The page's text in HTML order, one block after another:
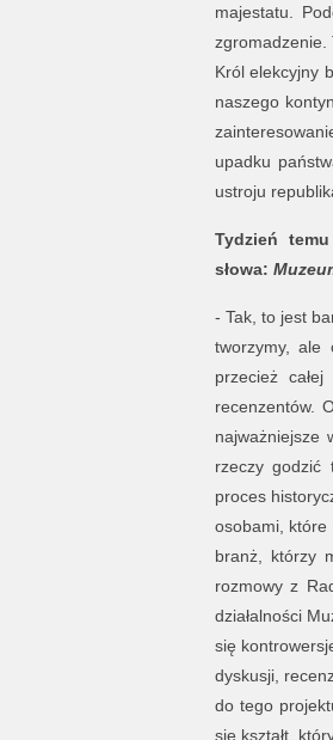
majestatu.
zgromadzenie.
Król elekcyjny
naszego
upadku
ustroju
Tydzień
słowa:
- Tak, to jest
tworzymy, ale
przecież
recenzentów.
najważniejsze
rzeczy godzić
proces
osobami, które
branż, którzy
rozmowy z
działalności
się
dyskusji,
do tego
się kształt,